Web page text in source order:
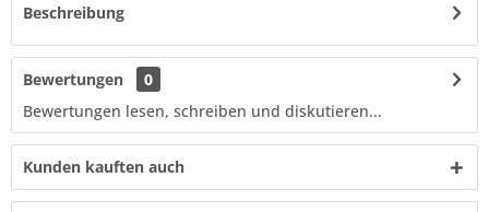
Beschreibung
Bewertungen
0
Bewertungen lesen, schreiben und diskutieren...
Kunden kauften auch